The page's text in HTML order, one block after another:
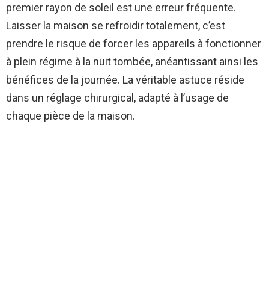
premier rayon de soleil est une erreur fréquente.
Laisser la maison se refroidir totalement, c’est
prendre le risque de forcer les appareils à fonctionner
à plein régime à la nuit tombée, anéantissant ainsi les
bénéfices de la journée. La véritable astuce réside
dans un réglage chirurgical, adapté à l’usage de
chaque pièce de la maison.